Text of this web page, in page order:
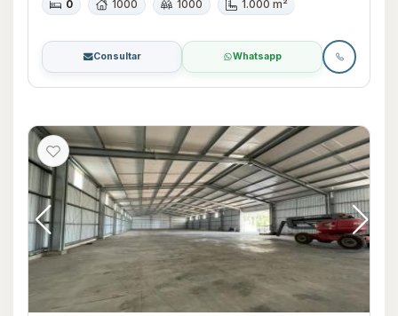
0 1000 1000 1.000 m²
Consultar Whatsapp